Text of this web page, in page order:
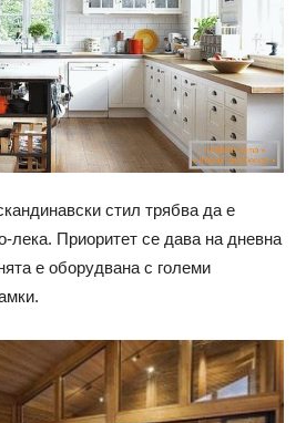
стил трябва да е
лека. Приоритет се дава на дневна
е оборудвана с големи